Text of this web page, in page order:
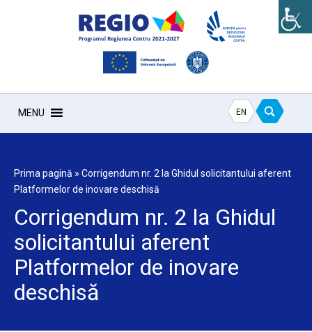
MENU EN
Prima pagină » Corrigendum nr. 2 la Ghidul solicitantului aferent
Platformelor de inovare deschisă
Corrigendum nr. 2 la Ghidul
solicitantului aferent
Platformelor de inovare
deschisă